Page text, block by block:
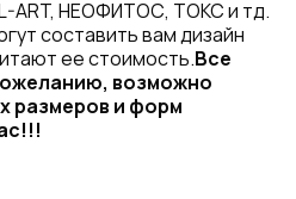
ART, НЕОФИТОС, ТОКС и тд.
составить вам дизайн
ее стоимость.Все
возможно
размеров и форм